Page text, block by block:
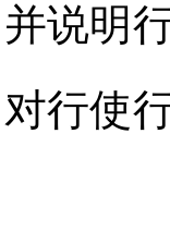
说明
行使